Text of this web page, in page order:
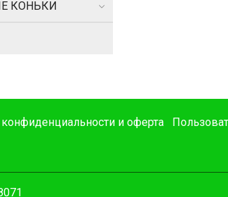
КОНЬКИ
и оферта